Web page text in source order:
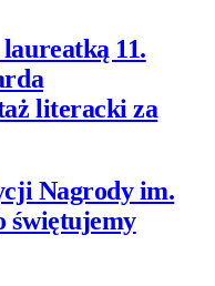
11.
literacki za
Nagrody im.
świętujemy